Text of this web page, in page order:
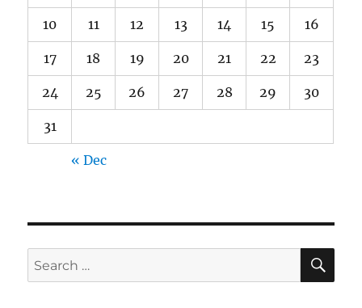
10 11 12 13 14 15 16
17 18 19 20 21 22 23
24 25 26 27 28 29 30
31
« Dec
Search
for: